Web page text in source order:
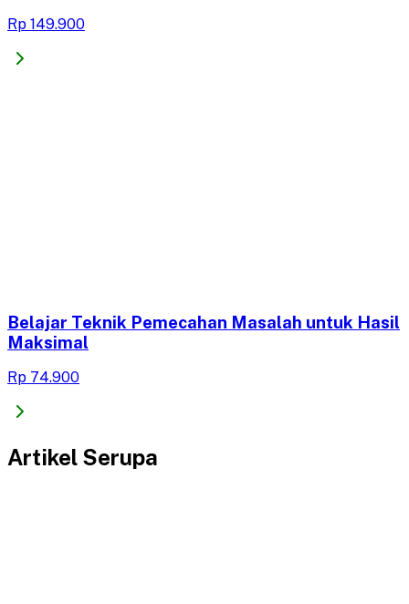
Rp 149.900
Belajar Teknik Pemecahan Masalah untuk Hasil
Maksimal
Rp 74.900
Artikel Serupa